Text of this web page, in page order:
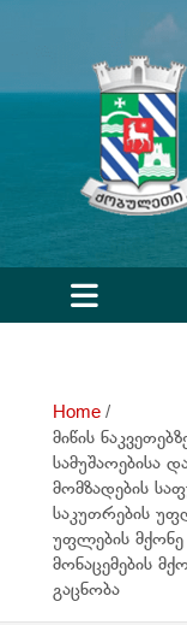
p
e
Home
მიწის
სამუშაოებისა
მომზადების
საკუთრების
უფლების
მონაცემების
გაცნობა